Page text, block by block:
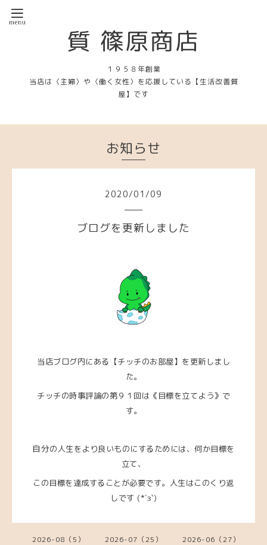
質 篠原商店
１９５８年創業
当店は〈主婦〉や〈働く女性〉を応援している【生活改善質
屋】です
お知らせ
2020/01 /09
ブログを更新しました
当店ブログ内にある【チッチのお部屋】を更新しまし
た。
チッチの時事評論の第９１回は《目標を立てよう》で
す。
自分の人生をより良いものにするためには、何か目標を
立て、
この目標を達成することが必要です。人生はこのくり返
しです (*´з`)
2026-08（5） 2026-07（25） 2026-06（27）